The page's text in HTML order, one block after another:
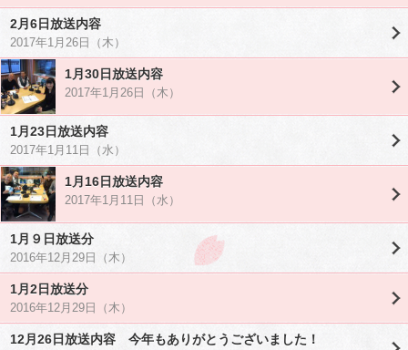
2月6日放送内容
2017年1月26日（木）
1月30日放送内容
2017年1月26日（木）
1月23日放送内容
2017年1月11日（水）
1月16日放送内容
2017年1月11日（水）
1月９日放送分
2016年12月29日（木）
1月2日放送分
2016年12月29日（木）
12月26日放送内容 今年もありがとうございました！